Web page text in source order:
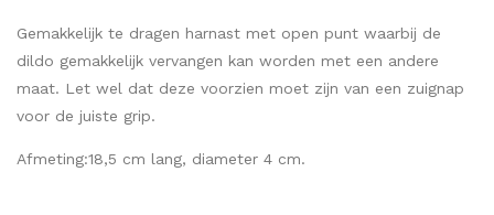
Gemakkelijk te dragen harnast met open punt waarbij de
dildo gemakkelijk vervangen kan worden met een andere
maat. Let wel dat deze voorzien moet zijn van een zuignap
voor de juiste grip.
Afmeting:18,5 cm lang, diameter 4 cm.